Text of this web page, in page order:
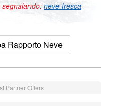
neve fresca
Rapporto Neve
Partner Offers